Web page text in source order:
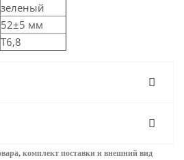
зеленый
52±5 мм
Т6,8
комплект поставки и внешний вид